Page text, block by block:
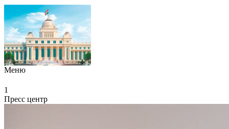
Меню
1
Пресс центр